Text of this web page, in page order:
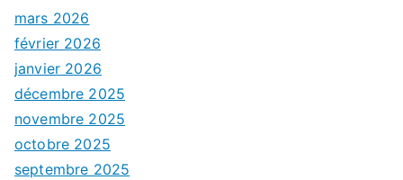
mars 2026
février 2026
janvier 2026
décembre 2025
novembre 2025
octobre 2025
septembre 2025